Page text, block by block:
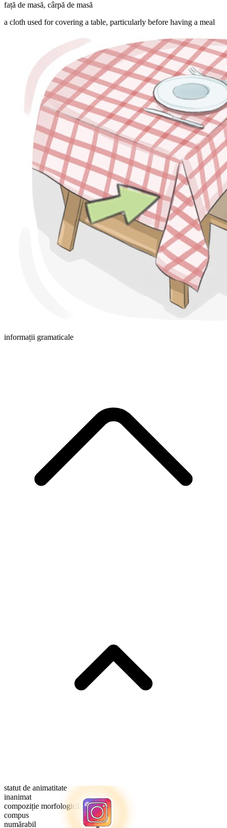
față de masă, cârpă de masă
a cloth used for covering a table, particularly before having a meal
informații gramaticale
statut de animatitate
inanimat
compoziție morfologică
compus
numărabil